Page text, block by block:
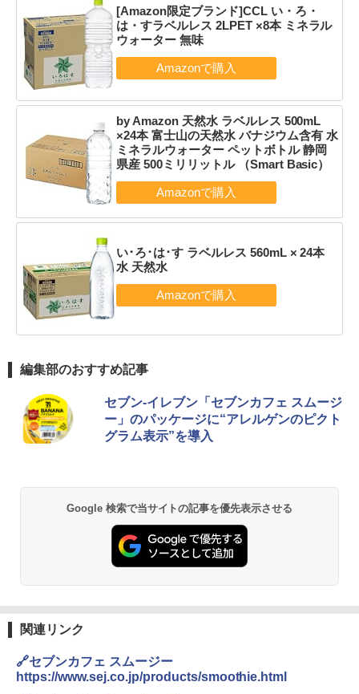
[Amazon限定ブランド]CCL い・ろ・
は・すラベルレス 2LPET ×8本 ミネラル
ウォーター 無味
by Amazon 天然水 ラベルレス 500mL
×24本 富士山の天然水 バナジウム含有 水
ミネラルウォーター ペットボトル 静岡
県産 500ミリリットル （Smart Basic）
い･ろ･は･す ラベルレス 560mL × 24本
水 天然水
編集部のおすすめ記事
セブン-イレブン「セブンカフェ スムージ
ー」のパッケージに“アレルゲンのピクト
グラム表示”を導入
Google 検索で当サイトの記事を優先表示させる
関連リンク
🔗セブンカフェ スムージー
https://www.sej.co.jp/products/smoothie.html